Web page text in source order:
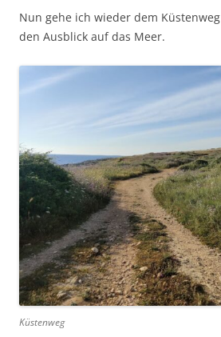
Nun gehe ich wieder dem
den Ausblick auf das Meer.
Küstenweg